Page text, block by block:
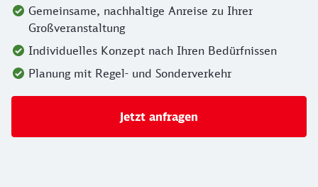
Gemeinsame, nachhaltige Anreise zu Ihrer
Großveranstaltung
Individuelles Konzept nach Ihren Bedürfnissen
Planung mit Regel- und Sonderverkehr
Jetzt anfragen